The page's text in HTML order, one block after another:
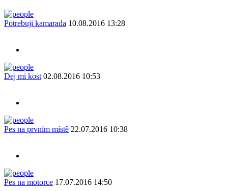
Potrebuji kamarada 10.08.2016 13:28
Dej mi kost 02.08.2016 10:53
Pes na prvním místě 22.07.2016 10:38
Pes na motorce 17.07.2016 14:50